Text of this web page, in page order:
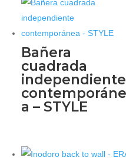
Bañera
cuadrada
independiente
contemporáne
a – STYLE